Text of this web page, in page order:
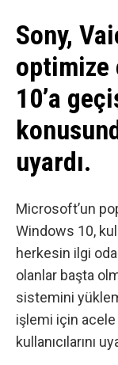
Sony,
optimize
10’a
uyardı.
Microsoft’un
Windows 10,
herkesin ilgi
olanlar başta
sistemini
işlemi için
kullanıcılarını